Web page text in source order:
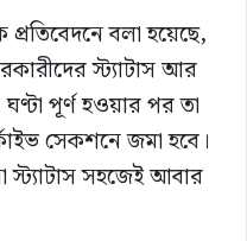
প্রতিবেদনে বলা হয়েছে,
স্ট্যাটাস আর
ঘণ্টা পূর্ণ হওয়ার পর তা
সেকশনে জমা হবে।
সহজেই আবার